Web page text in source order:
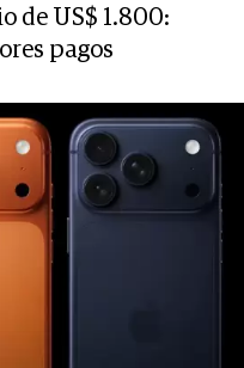
de US$ 1.800:
pagos